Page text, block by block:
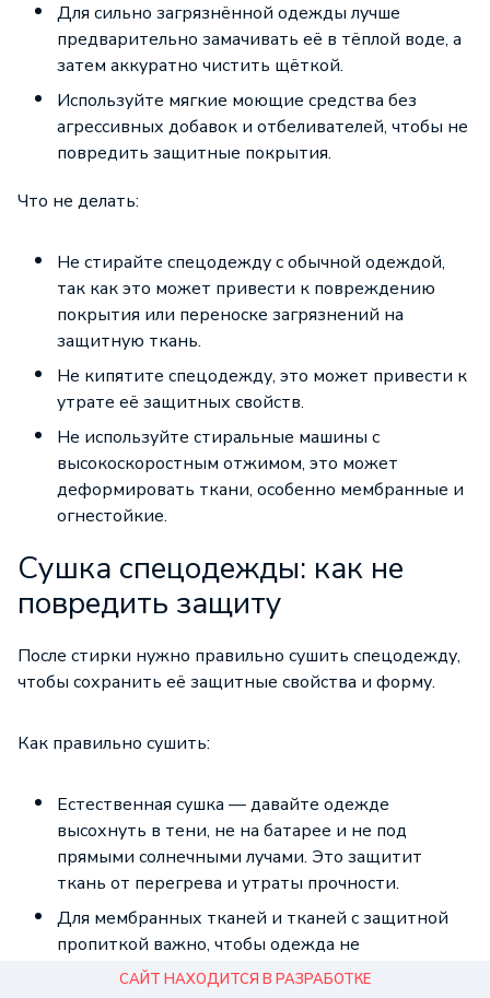
САЙТ НАХОДИТСЯ В РАЗРАБОТКЕ
Для сильно загрязнённой одежды лучше
предварительно замачивать её в тёплой воде, а
затем аккуратно чистить щёткой.
Используйте мягкие моющие средства без
агрессивных добавок и отбеливателей, чтобы не
повредить защитные покрытия.
Что не делать:
Не стирайте спецодежду с обычной одеждой,
так как это может привести к повреждению
покрытия или переноске загрязнений на
защитную ткань.
Не кипятите спецодежду, это может привести к
утрате её защитных свойств.
Не используйте стиральные машины с
высокоскоростным отжимом, это может
деформировать ткани, особенно мембранные и
огнестойкие.
Сушка спецодежды: как не
повредить защиту
После стирки нужно правильно сушить спецодежду,
чтобы сохранить её защитные свойства и форму.
Как правильно сушить:
Естественная сушка — давайте одежде
высохнуть в тени, не на батарее и не под
прямыми солнечными лучами. Это защитит
ткань от перегрева и утраты прочности.
Для мембранных тканей и тканей с защитной
пропиткой важно, чтобы одежда не
подвергалась прямому солнечному свету, так как